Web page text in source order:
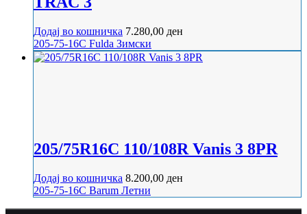
Додај во кошничка 7.280,00 ден
205-75-16C Fulda Зимски
205/75R16C 110/108R Vanis 3 8PR
Додај во кошничка 8.200,00 ден
205-75-16C Barum Летни